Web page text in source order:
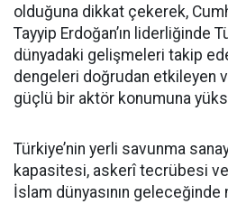
olduğuna dikkat çekerek,
Tayyip Erdoğan’ın liderliğinde
dünyadaki gelişmeleri takip
dengeleri doğrudan etkileyen
güçlü bir aktör konumuna
Türkiye’nin yerli savunma
kapasitesi, askerî tecrübesi
İslam dünyasının